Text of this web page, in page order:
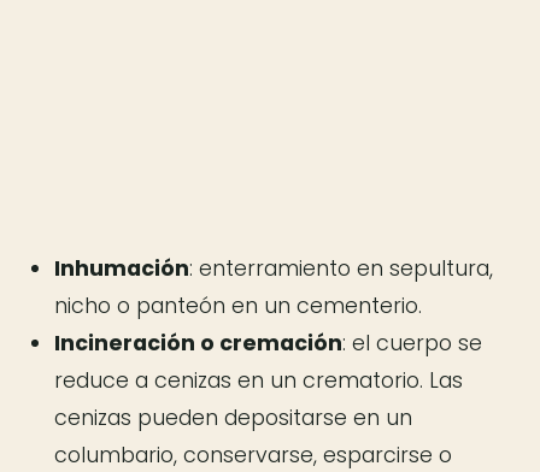
Inhumación: enterramiento en sepultura,
nicho o panteón en un cementerio.
Incineración o cremación: el cuerpo se
reduce a cenizas en un crematorio. Las
cenizas pueden depositarse en un
columbario, conservarse, esparcirse o